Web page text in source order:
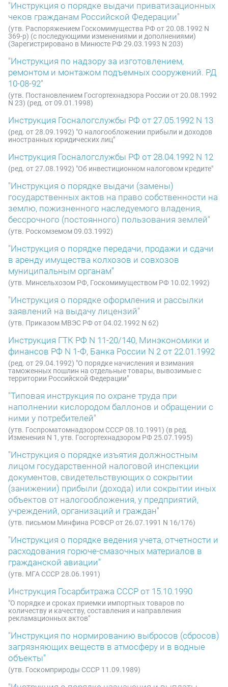
"Инструкция о порядке выдачи приватизационных
чеков гражданам Российской Федерации"
(утв. Распоряжением Госкомимущества РФ от 20.08.1992 N
369-р) (с последующими изменениями и дополнениями)
(Зарегистрировано в Минюсте РФ 29.03.1993 N 203)
"Инструкция по надзору за изготовлением,
ремонтом и монтажом подъемных сооружений. РД
10-08-92"
(утв. Постановлением Госгортехнадзора России от 20.08.1992
N 23) (ред. от 09.01.1998)
Инструкция Госналогслужбы РФ от 27.05.1992 N 13
(ред. от 28.09.1992) "О налогообложении прибыли и доходов
иностранных юридических лиц"
Инструкция Госналогслужбы РФ от 28.04.1992 N 12
(ред. от 27.08.1992) "Об инвестиционном налоговом кредите"
"Инструкция о порядке выдачи (замены)
государственных актов на право собственности на
землю, пожизненного наследуемого владения,
бессрочного (постоянного) пользования землей"
(утв. Роскомземом 09.03.1992)
"Инструкция о порядке передачи, продажи и сдачи
в аренду имущества колхозов и совхозов
муниципальным органам"
(утв. Минсельхозом РФ, Госкомимуществом РФ 10.02.1992)
"Инструкция о порядке оформления и рассылки
заявлений на выдачу лицензий"
(утв. Приказом МВЭС РФ от 04.02.1992 N 62)
Инструкция ГТК РФ N 11-20/140, Минэкономики и
финансов РФ N 1-Ф, Банка России N 2 от 22.01.1992
(ред. от 29.04.1992) "О порядке начисления и взимания
таможенных пошлин на отдельные товары, вывозимые с
территории Российской Федерации"
"Типовая инструкция по охране труда при
наполнении кислородом баллонов и обращении с
ними у потребителей"
(утв. Госпроматомнадзором СССР 08.10.1991) (в ред.
Изменения N 1, утв. Госгортехнадзором РФ 25.07.1995)
"Инструкция о порядке изъятия должностным
лицом государственной налоговой инспекции
документов, свидетельствующих о сокрытии
(занижении) прибыли (дохода) или сокрытии иных
объектов от налогообложения, у предприятий,
учреждений, организаций и граждан"
(утв. письмом Минфина РСФСР от 26.07.1991 N 16/176)
"Инструкция о порядке ведения учета, отчетности и
расходования горюче-смазочных материалов в
гражданской авиации"
(утв. МГА СССР 28.06.1991)
Инструкция Госарбитража СССР от 15.10.1990
"О порядке и сроках приемки импортных товаров по
количеству и качеству, составления и направления
рекламационных актов"
"Инструкция по нормированию выбросов (сбросов)
загрязняющих веществ в атмосферу и в водные
объекты"
(утв. Госкомприроды СССР 11.09.1989)